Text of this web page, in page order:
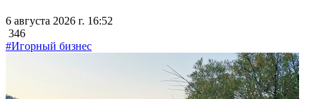
6 августа 2026 г. 16:52
346
#Игорный бизнес